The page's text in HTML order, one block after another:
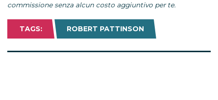
commissione senza alcun costo aggiuntivo per te.
TAGS: ROBERT PATTINSON